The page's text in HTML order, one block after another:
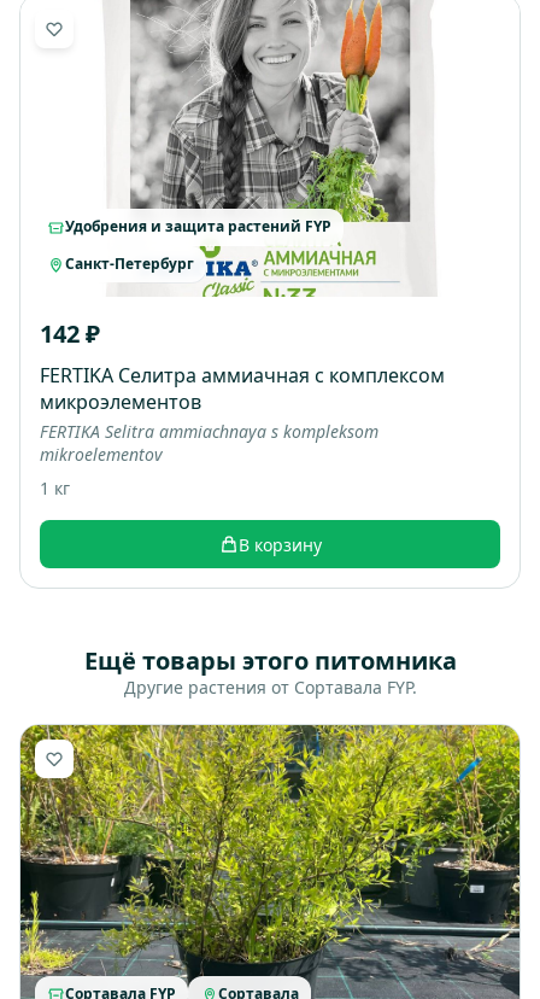
Удобрения и защита растений FYP
Санкт-Петербург
142 ₽
FERTIKA Селитра аммиачная с комплексом
микроэлементов
FERTIKA Selitra ammiachnaya s kompleksom
mikroelementov
1 кг
В корзину
Ещё товары этого питомника
Другие растения от Сортавала FYP.
Сортавала FYP Сортавала